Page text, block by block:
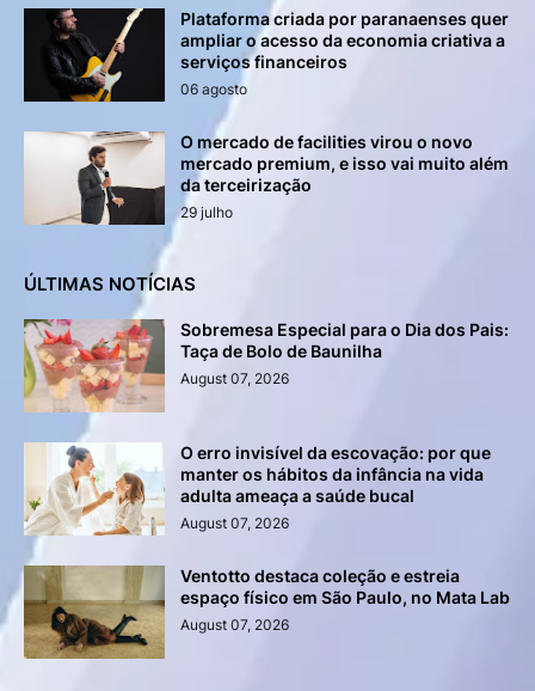
Plataforma criada por paranaenses quer
ampliar o acesso da economia criativa a
serviços financeiros
06 agosto
O mercado de facilities virou o novo
mercado premium, e isso vai muito além
da terceirização
29 julho
ÚLTIMAS NOTÍCIAS
Sobremesa Especial para o Dia dos Pais:
Taça de Bolo de Baunilha
August 07, 2026
O erro invisível da escovação: por que
manter os hábitos da infância na vida
adulta ameaça a saúde bucal
August 07, 2026
Ventotto destaca coleção e estreia
espaço físico em São Paulo, no Mata Lab
August 07, 2026